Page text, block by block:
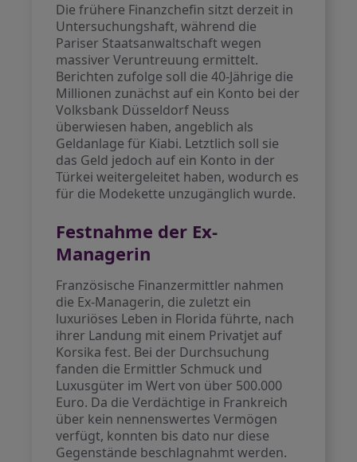
Die frühere Finanzchefin sitzt derzeit in
Untersuchungshaft, während die
Pariser Staatsanwaltschaft wegen
massiver Veruntreuung ermittelt.
Berichten zufolge soll die 40-Jährige die
Millionen zunächst auf ein Konto bei der
Volksbank Düsseldorf Neuss
überwiesen haben, angeblich als
Geldanlage für Kiabi. Letztlich soll sie
das Geld jedoch auf ein Konto in der
Türkei weitergeleitet haben, wodurch es
für die Modekette unzugänglich wurde.
Festnahme der Ex-
Managerin
Französische Finanzermittler nahmen
die Ex-Managerin, die zuletzt ein
luxuriöses Leben in Florida führte, nach
ihrer Landung mit einem Privatjet auf
Korsika fest. Bei der Durchsuchung
fanden die Ermittler Schmuck und
Luxusgüter im Wert von über 500.000
Euro. Da die Verdächtige in Frankreich
über kein nennenswertes Vermögen
verfügt, konnten bis dato nur diese
Gegenstände beschlagnahmt werden.